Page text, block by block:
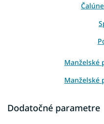
Manželské
Manželské
Manželské
Dodatočné parametre